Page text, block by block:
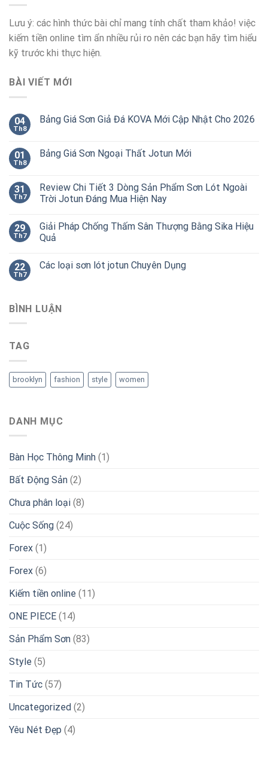
Lưu ý: các hình thức bài chỉ mang tính chất tham khảo! việc
kiếm tiền online tìm ẩn nhiều rủi ro nên các bạn hãy tìm hiểu
kỹ trước khi thực hiện.
BÀI VIẾT MỚI
04
Th8
Bảng Giá Sơn Giả Đá KOVA Mới Cập Nhật Cho 2026
01
Th8
Bảng Giá Sơn Ngoại Thất Jotun Mới
31
Th7
Review Chi Tiết 3 Dòng Sản Phẩm Sơn Lót Ngoài
Trời Jotun Đáng Mua Hiện Nay
29
Th7
Giải Pháp Chống Thấm Sân Thượng Bằng Sika Hiệu
Quả
22
Th7
Các loại sơn lót jotun Chuyên Dụng
BÌNH LUẬN
TAG
brooklyn fashion style women
DANH MỤC
Bàn Học Thông Minh (1)
Bất Động Sản (2)
Chưa phân loại (8)
Cuộc Sống (24)
Forex (1)
Forex (6)
Kiếm tiền online (11)
ONE PIECE (14)
Sản Phẩm Sơn (83)
Style (5)
Tin Tức (57)
Uncategorized (2)
Yêu Nét Đẹp (4)